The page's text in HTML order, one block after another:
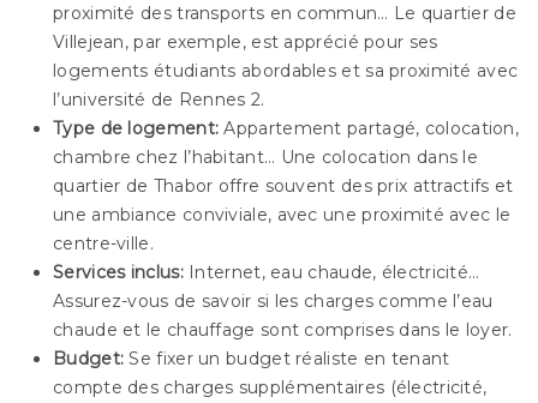
proximité des transports en commun… Le quartier de
Villejean, par exemple, est apprécié pour ses
logements étudiants abordables et sa proximité avec
l’université de Rennes 2.
Type de logement:Appartement partagé, colocation,
chambre chez l’habitant… Une colocation dans le
quartier de Thabor offre souvent des prix attractifs et
une ambiance conviviale, avec une proximité avec le
centre-ville.
Services inclus: Internet, eau chaude, électricité…
Assurez-vous de savoir si les charges comme l’eau
chaude et le chauffage sont comprises dans le loyer.
Budget:Se fixer un budget réaliste en tenant
compte des charges supplémentaires (électricité,